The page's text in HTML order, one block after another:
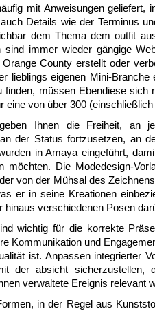
mit Anweisungen
Details wie der Terminus
dem Thema dem outfit
sind immer wieder gängige
County erstellt oder
lieblings eigenen Mini-
finden, müssen Ebendiese sich
eine von über 300
Ihnen die Freiheit, an
der Status fortzusetzen, an
in Amaya eingeführt,
möchten. Die Modedesign-
von der Mühsal des
er in seine Kreationen
hinaus verschiedenen Posen
wichtig für die korrekte
Kommunikation und
ist. Anpassen integrierter
der absicht sicherzustellen,
verwaltete Ereignis relevant
in der Regel aus